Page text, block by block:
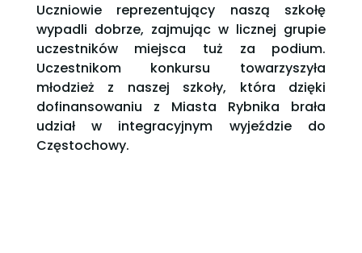
Uczniowie reprezentujący naszą szkołę
wypadli dobrze, zajmując w licznej grupie
uczestników miejsca tuż za podium.
Uczestnikom konkursu towarzyszyła
młodzież z naszej szkoły, która dzięki
dofinansowaniu z Miasta Rybnika brała
udział w integracyjnym wyjeździe do
Częstochowy.